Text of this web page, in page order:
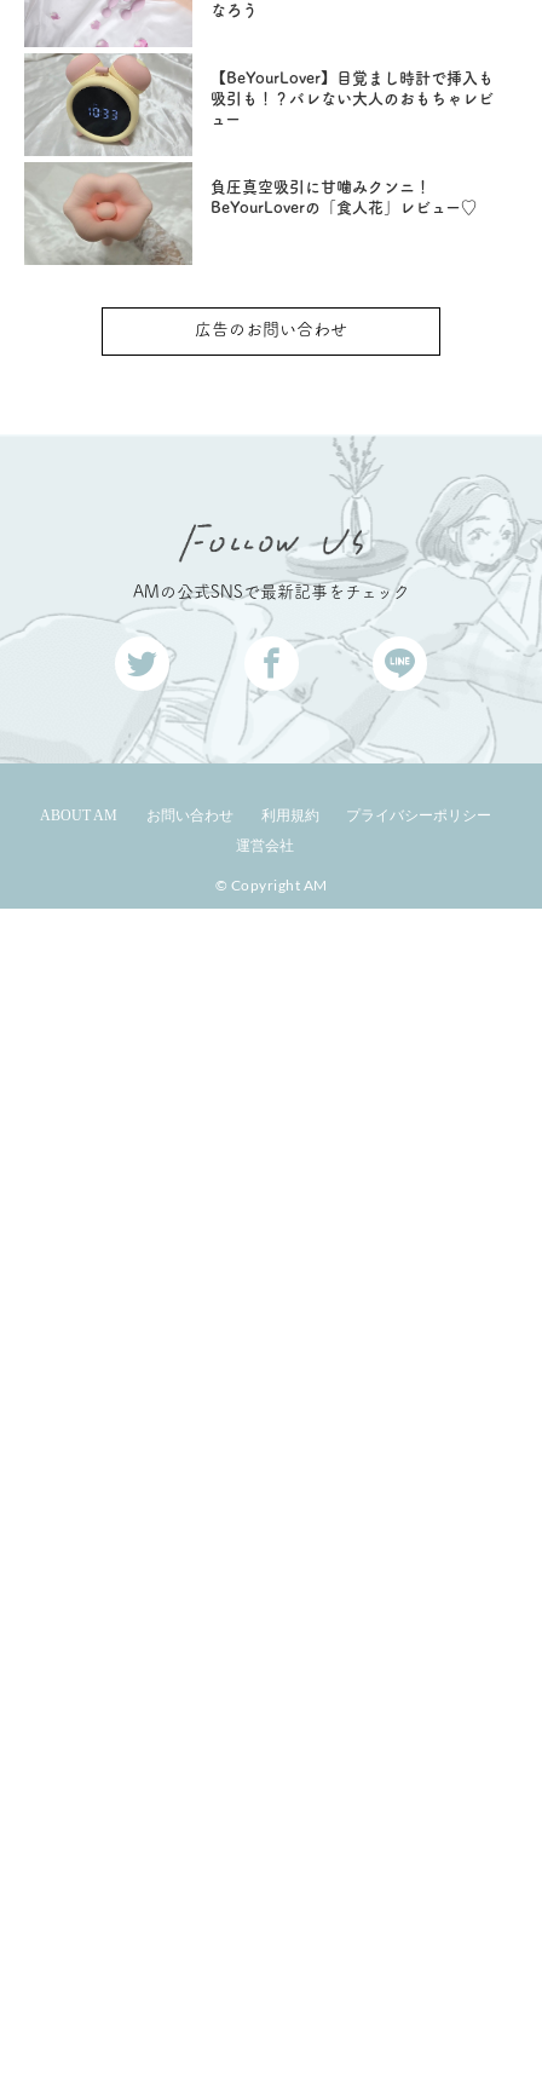
なろう
【BeYourLover】目覚まし時計で挿入も
吸引も！？バレない大人のおもちゃレビ
ュー
負圧真空吸引に甘噛みクンニ！
BeYourLoverの「食人花」レビュー♡
広告のお問い合わせ
AMの公式SNSで最新記事をチェック
ABOUT AM お問い合わせ 利用規約
プライバシーポリシー
運営会社
© Copyright AM